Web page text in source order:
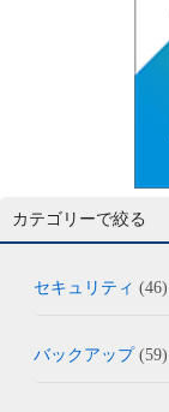
カテゴリーで絞る
セキュリティ (46)
バックアップ(59)